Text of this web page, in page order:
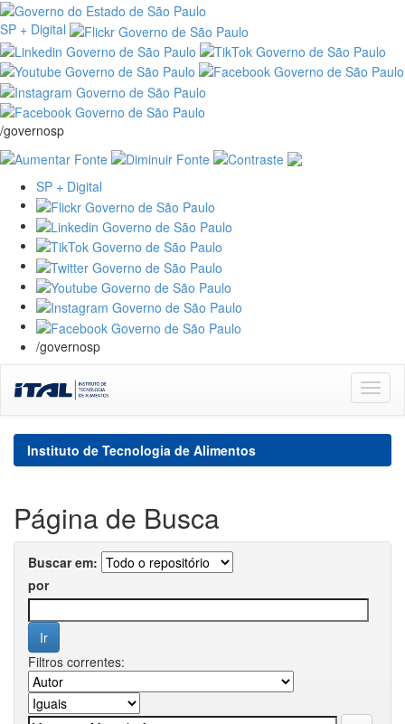
SP + Digital
/governosp
SP + Digital
/governosp
navigation
Instituto de Tecnologia de Alimentos
Página de Busca
Buscar em:
por
Filtros correntes: